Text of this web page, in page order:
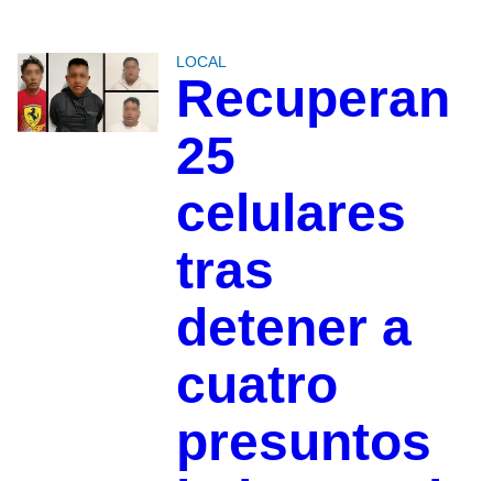
LOCAL
Recuperan
25
celulares
tras
detener a
cuatro
presuntos